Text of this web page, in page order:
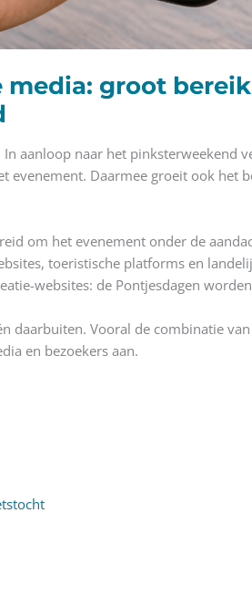
media: groot
aanloop naar het pinksterweekend
Daarmee groeit ook het
om het evenement onder de
toeristische platforms en
websites: de Pontjesdagen
daarbuiten. Vooral de combinatie
en bezoekers aan.